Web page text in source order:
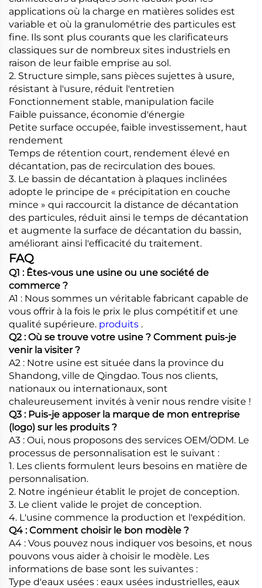
applications où la charge en matières solides est
variable et où la granulométrie des particules est
fine. Ils sont plus courants que les clarificateurs
classiques sur de nombreux sites industriels en
raison de leur faible emprise au sol.
2. Structure simple, sans pièces sujettes à usure,
résistant à l'usure, réduit l'entretien
Fonctionnement stable, manipulation facile
Faible puissance, économie d'énergie
Petite surface occupée, faible investissement, haut
rendement
Temps de rétention court, rendement élevé en
décantation, pas de recirculation des boues.
3. Le bassin de décantation à plaques inclinées
adopte le principe de « précipitation en couche
mince » qui raccourcit la distance de décantation
des particules, réduit ainsi le temps de décantation
et augmente la surface de décantation du bassin,
améliorant ainsi l'efficacité du traitement.
FAQ
Q1 : Êtes-vous une usine ou une société de
commerce ?
A1 : Nous sommes un véritable fabricant capable de
vous offrir à la fois le prix le plus compétitif et une
qualité supérieure. produits .
Q2 : Où se trouve votre usine ? Comment puis-je
venir la visiter ?
A2 : Notre usine est située dans la province du
Shandong, ville de Qingdao. Tous nos clients,
nationaux ou internationaux, sont
chaleureusement invités à venir nous rendre visite !
Q3 : Puis-je apposer la marque de mon entreprise
(logo) sur les produits ?
A3 : Oui, nous proposons des services OEM/ODM. Le
processus de personnalisation est le suivant :
1. Les clients formulent leurs besoins en matière de
personnalisation.
2. Notre ingénieur établit le projet de conception.
3. Le client valide le projet de conception.
4. L'usine commence la production et l'expédition.
Q4 : Comment choisir le bon modèle ?
A4 : Vous pouvez nous indiquer vos besoins, et nous
pouvons vous aider à choisir le modèle. Les
informations de base sont les suivantes :
Type d'eaux usées : eaux usées industrielles, eaux